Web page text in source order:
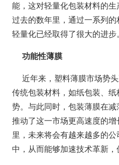
能，这对轻量化包装材料的
过去的数年里，通过一系列
轻量化已经取得了很大的进步
功能性薄膜
近年来，塑料薄膜市场势
传统包装材料，如纸包装、
势。与此同时，包装薄膜在减
推动了这一市场更高速度的
里，未来将会有越来越多的
中，从而能够加速技术革新，